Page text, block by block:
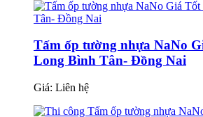
Tấm ốp tường nhựa NaNo
Long Bình Tân- Đồng Nai
Giá: Liên hệ